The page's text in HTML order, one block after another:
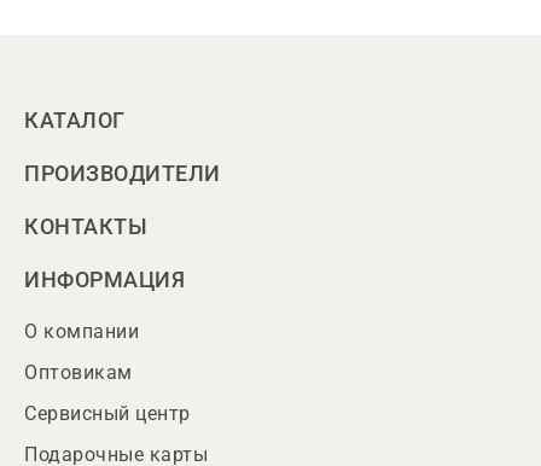
КАТАЛОГ
ПРОИЗВОДИТЕЛИ
КОНТАКТЫ
ИНФОРМАЦИЯ
О компании
Оптовикам
Сервисный центр
Подарочные карты